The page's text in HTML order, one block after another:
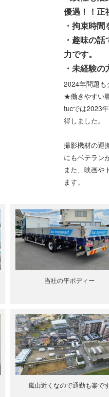
優遇！！正
・拘束時
・趣味の
力です。
・未経験
2024年問題も
★働きやすい
tucでは2023
得しました。
撮影機材の運
にもベテラン
また、映画や
ます。
当社の平ボディー
嵐山近くなので通勤も楽で